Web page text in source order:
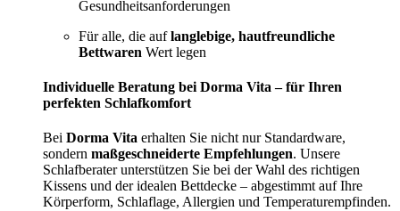
Gesundheitsanforderungen
Für alle, die auflanglebige, hautfreundliche
Bettwaren Wert legen
Individuelle Beratung bei Dorma Vita – für Ihren
perfekten Schlafkomfort
Bei Dorma Vita erhalten Sie nicht nur Standardware,
sondern maßgeschneiderte Empfehlungen. Unsere
Schlafberater unterstützen Sie bei der Wahl des richtigen
Kissens und der idealen Bettdecke – abgestimmt auf Ihre
Körperform, Schlaflage, Allergien und Temperaturempfinden.